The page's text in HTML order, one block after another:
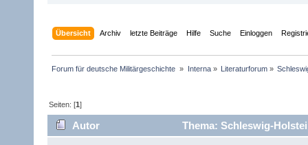
Übersicht Archiv letzte Beiträge Hilfe Suche Einloggen
Forum für deutsche Militärgeschichte » Interna» Literaturforum»
Seiten: [1]
Autor Thema: Schleswig-